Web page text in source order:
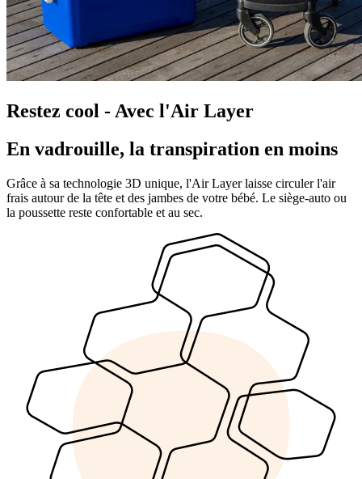
Restez cool - Avec l'Air Layer
En vadrouille, la transpiration en moins
Grâce à sa technologie 3D unique, l'Air Layer laisse circuler l'air
frais autour de la tête et des jambes de votre bébé. Le siège-auto ou
la poussette reste confortable et au sec.